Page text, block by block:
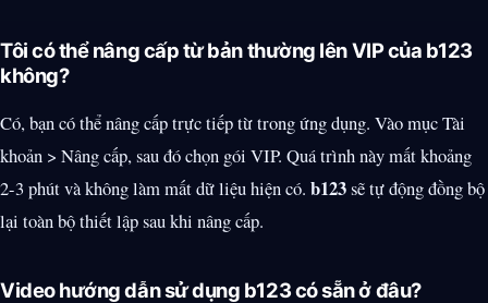
Tôi có thể nâng cấp từ bản thường lên VIP của b123
không?
Có, bạn có thể nâng cấp trực tiếp từ trong ứng dụng. Vào mục Tài
khoản > Nâng cấp, sau đó chọn gói VIP. Quá trình này mất khoảng
2-3 phút và không làm mất dữ liệu hiện có. b123sẽ tự động đồng bộ
lại toàn bộ thiết lập sau khi nâng cấp.
Video hướng dẫn sử dụng b123 có sẵn ở đâu?